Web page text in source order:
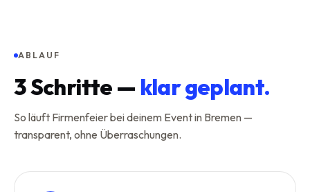
ABLAUF
3Schritte — klar geplant.
So läuft Firmenfeier bei deinem Event in Bremen —
transparent, ohne Überraschungen.